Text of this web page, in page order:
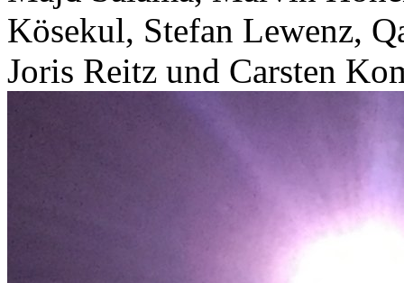
Kösekul, Stefan Lewenz,
Joris Reitz und Carsten